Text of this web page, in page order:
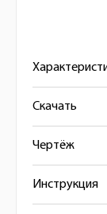
Скачать
Чертёж
Инструкция